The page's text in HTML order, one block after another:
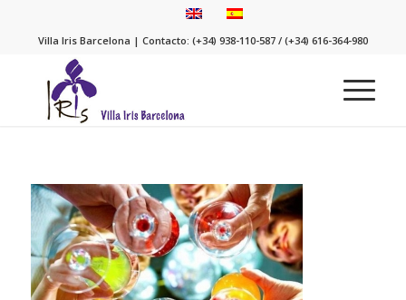
Villa Iris Barcelona | Contacto: (+34) 938-110-587 / (+34) 616-364-980